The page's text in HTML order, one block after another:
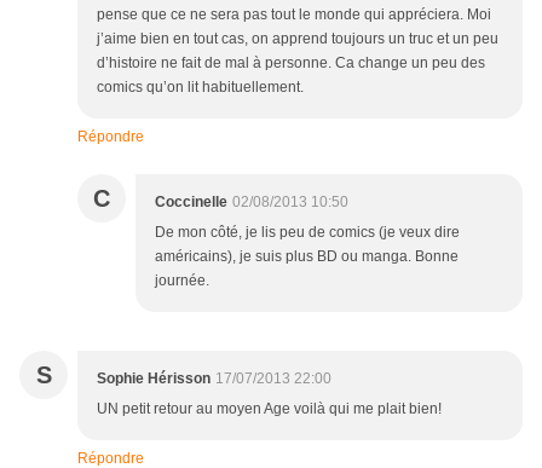
pense que ce ne sera pas tout le monde qui appréciera. Moi
j’aime bien en tout cas, on apprend toujours un truc et un peu
d’histoire ne fait de mal à personne. Ca change un peu des
comics qu’on lit habituellement.
Répondre
C Coccinelle 02/08/2013 10:50
De mon côté, je lis peu de comics (je veux dire
américains), je suis plus BD ou manga. Bonne
journée.
S Sophie Hérisson 17/07/2013 22:00
UN petit retour au moyen Age voilà qui me plait bien!
Répondre